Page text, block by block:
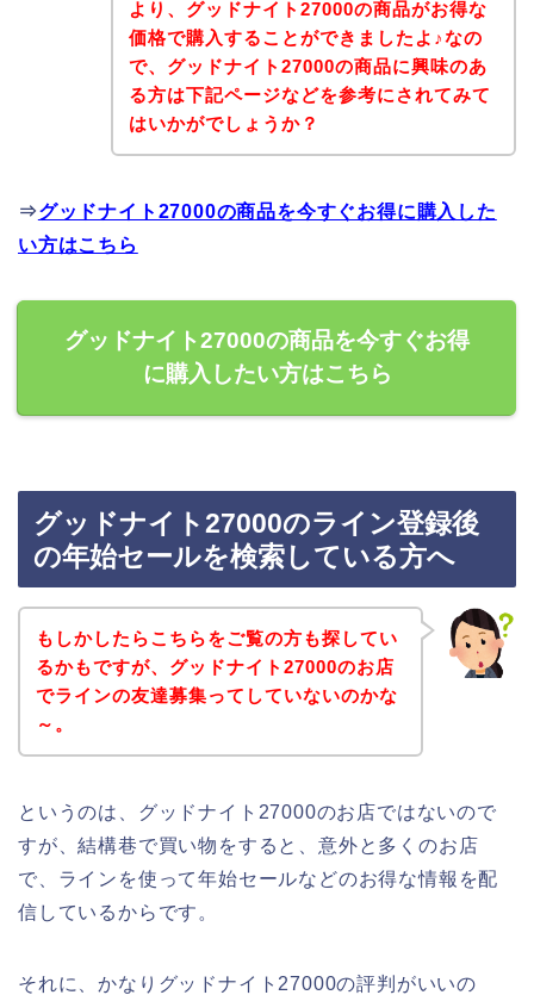
より、グッドナイト27000の商品がお得な
価格で購入することができましたよ♪なの
で、グッドナイト27000の商品に興味のあ
る方は下記ページなどを参考にされてみて
はいかがでしょうか？
⇒グッドナイト27000の商品を今すぐお得に購入した
い方はこちら
グッドナイト27000の商品を今すぐお得
に購入したい方はこちら
グッドナイト27000のライン登録後
の年始セールを検索している方へ
もしかしたらこちらをご覧の方も探してい
るかもですが、グッドナイト27000のお店
でラインの友達募集ってしていないのかな
～。
というのは、グッドナイト27000のお店ではないので
すが、結構巷で買い物をすると、意外と多くのお店
で、ラインを使って年始セールなどのお得な情報を配
信しているからです。
それに、かなりグッドナイト27000の評判がいいの